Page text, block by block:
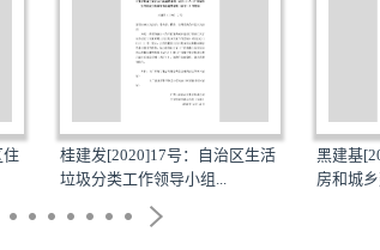
住
桂建发[2020]17号：自治区生活
垃圾分类工作领导小组...
黑建基
房和城乡